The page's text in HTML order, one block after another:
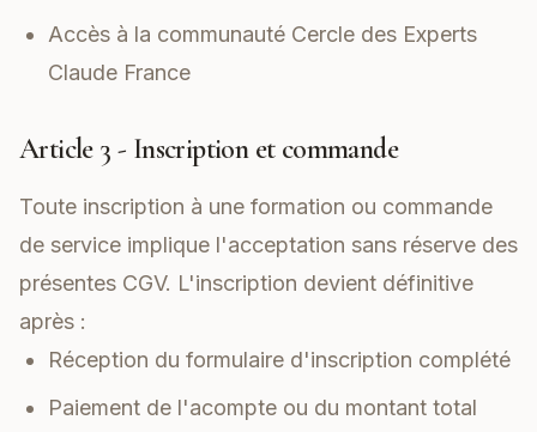
Accès à la communauté Cercle des Experts
Claude France
Article 3 - Inscription et commande
Toute inscription à une formation ou commande
de service implique l'acceptation sans réserve des
présentes CGV. L'inscription devient définitive
après :
Réception du formulaire d'inscription complété
Paiement de l'acompte ou du montant total